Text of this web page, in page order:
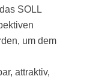
SOLL
um dem
attraktiv,